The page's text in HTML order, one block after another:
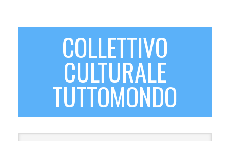
COLLETTIVO
CULTURALE
TUTTOMONDO